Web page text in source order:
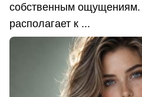
собственным
располагает к ...